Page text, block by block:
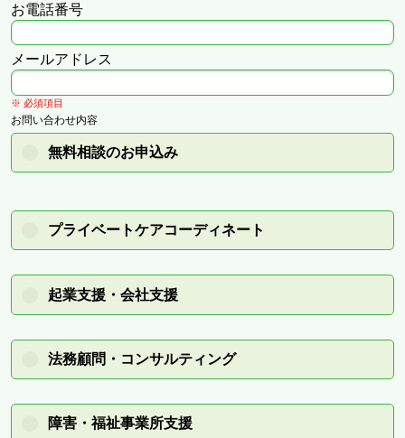
お電話番号
メールアドレス
※ 必須項目
お問い合わせ内容
無料相談のお申込み
プライベートケアコーディネート
起業支援・会社支援
法務顧問・コンサルティング
障害・福祉事業所支援